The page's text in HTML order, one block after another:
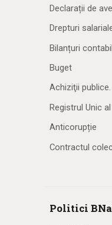
Declarații de
Drepturi
Bilanțuri
Buget
Achiziţii
Registrul Unic
Anticorupție
Contractul
Politici